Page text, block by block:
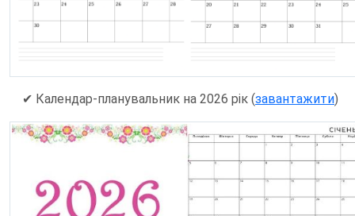
✔ Календар-планувальник на 2026 рік (завантажити)